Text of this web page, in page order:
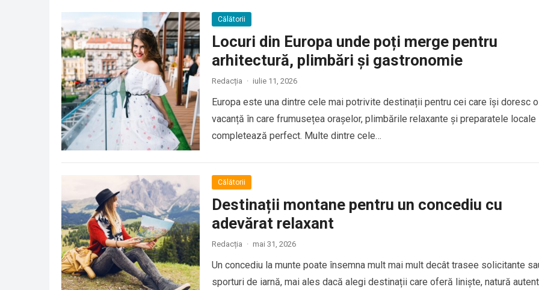
Călătorii
Locuri din Europa unde poți merge pentru
arhitectură, plimbări și gastronomie
Redacția · iulie 11, 2026
Europa este una dintre cele mai potrivite destinații pentru cei care își doresc o
vacanță în care frumusețea orașelor, plimbările relaxante și preparatele locale
completează perfect. Multe dintre cele…
Călătorii
Destinații montane pentru un concediu cu
adevărat relaxant
Redacția · mai 31, 2026
Un concediu la munte poate însemna mult mai mult decât trasee solicitante
sporturi de iarnă, mai ales dacă alegi destinații care oferă liniște, natură